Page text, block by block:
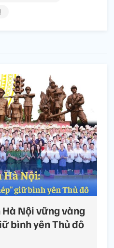
Nội vững vàng
bình yên Thủ đô